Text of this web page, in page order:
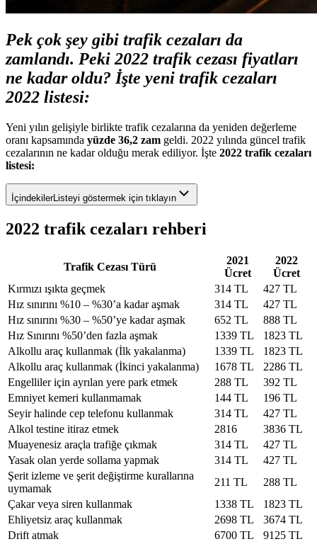
Pek çok şey gibi trafik cezaları da
zamlandı. Peki 2022 trafik cezası fiyatları
ne kadar oldu? İşte yeni trafik cezaları
2022 listesi:
Yeni yılın gelişiyle birlikte trafik cezalarına da yeniden değerleme
oranı kapsamında yüzde 36,2 zam geldi. 2022 yılında güncel trafik
cezalarının ne kadar olduğu merak ediliyor. İşte 2022 trafik cezaları
listesi:
İçindekilerListeyi göstermek için tıklayın
2022 trafik cezaları rehberi
Trafik Cezası Türü
2021
Ücret
2022
Ücret
Kırmızı ışıkta geçmek
314 TL
427 TL
Hız sınırını %10 – %30’a kadar aşmak
314 TL
427 TL
Hız sınırını %30 – %50’ye kadar aşmak
652 TL
888 TL
Hız Sınırını %50’den fazla aşmak
1339 TL
1823 TL
Alkollu araç kullanmak (İlk yakalanma)
1339 TL
1823 TL
Alkollu araç kullanmak (İkinci yakalanma)
1678 TL
2286 TL
Engelliler için ayrılan yere park etmek
288 TL
392 TL
Emniyet kemeri kullanmamak
144 TL
196 TL
Seyir halinde cep telefonu kullanmak
314 TL
427 TL
Alkol testine itiraz etmek
2816
3836 TL
Muayenesiz araçla trafiğe çıkmak
314 TL
427 TL
Yasak olan yerde sollama yapmak
314 TL
427 TL
Şerit izleme ve şerit değiştirme kurallarına
uymamak
211 TL
288 TL
Çakar veya siren kullanmak
1338 TL
1823 TL
Ehliyetsiz araç kullanmak
2698 TL
3674 TL
Drift atmak
6700 TL
9125 TL